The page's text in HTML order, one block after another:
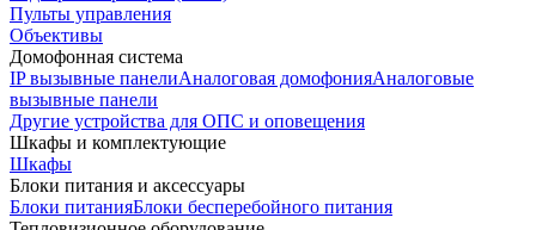
Пульты управления
Объективы
Домофонная система
IP вызывные панелиАналоговая домофонияАналоговые
вызывные панели
Другие устройства для ОПС и оповещения
Шкафы и комплектующие
Шкафы
Блоки питания и аксессуары
Блоки питанияБлоки бесперебойного питания